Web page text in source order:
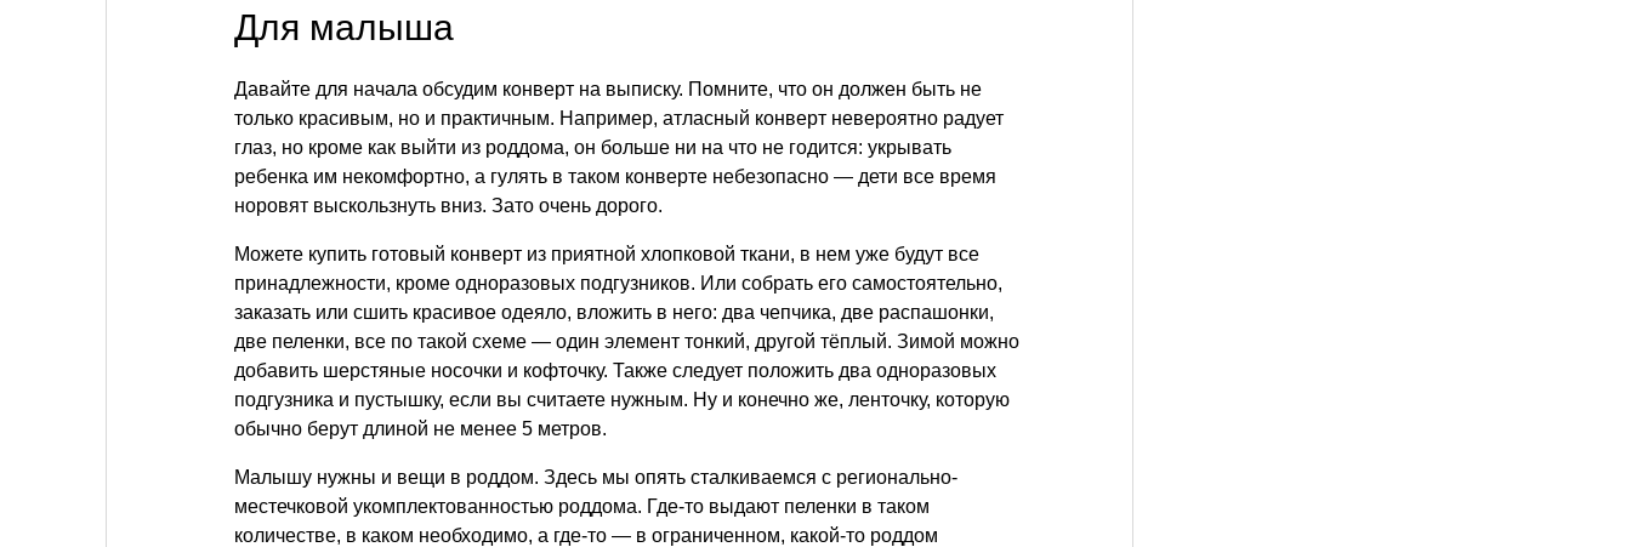
Для малыша
Давайте для начала обсудим конверт на выписку. Помните, что он должен быть не
только красивым, но и практичным. Например, атласный конверт невероятно радует
глаз, но кроме как выйти из роддома, он больше ни на что не годится: укрывать
ребенка им некомфортно, а гулять в таком конверте небезопасно — дети все время
норовят выскользнуть вниз. Зато очень дорого.
Можете купить готовый конверт из приятной хлопковой ткани, в нем уже будут все
принадлежности, кроме одноразовых подгузников. Или собрать его самостоятельно,
заказать или сшить красивое одеяло, вложить в него: два чепчика, две распашонки,
две пеленки, все по такой схеме — один элемент тонкий, другой тёплый. Зимой можно
добавить шерстяные носочки и кофточку. Также следует положить два одноразовых
подгузника и пустышку, если вы считаете нужным. Ну и конечно же, ленточку, которую
обычно берут длиной не менее 5 метров.
Малышу нужны и вещи в роддом. Здесь мы опять сталкиваемся с регионально-
местечковой укомплектованностью роддома. Где-то выдают пеленки в таком
количестве, в каком необходимо, а где-то — в ограниченном, какой-то роддом